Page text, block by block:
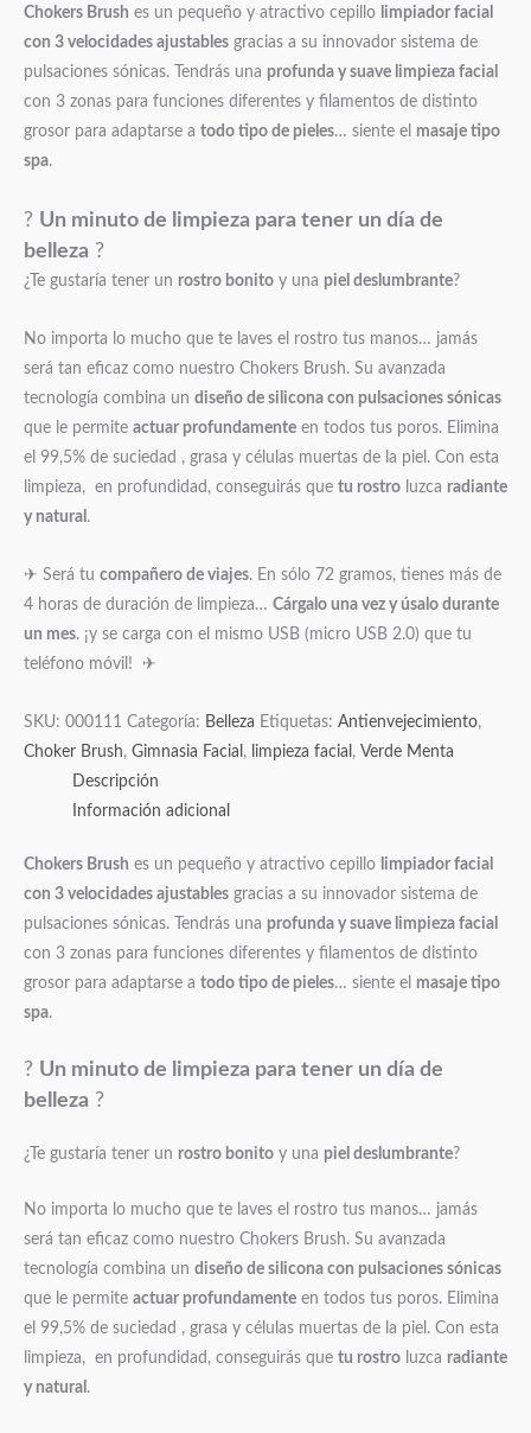
Chokers Brush es un pequeño y atractivo cepillo limpiador facial
con 3 velocidades ajustables gracias a su innovador sistema de
pulsaciones sónicas. Tendrás una profunda y suave limpieza facial
con 3 zonas para funciones diferentes y filamentos de distinto
grosor para adaptarse a todo tipo de pieles… siente el masaje tipo
spa.
? Un minuto de limpieza para tener un día de
belleza ?
¿Te gustaría tener un rostro bonito y una piel deslumbrante?
No importa lo mucho que te laves el rostro tus manos… jamás
será tan eficaz como nuestro Chokers Brush. Su avanzada
tecnología combina un diseño de silicona con pulsaciones sónicas
que le permite actuar profundamente en todos tus poros. Elimina
el 99,5% de suciedad , grasa y células muertas de la piel. Con esta
limpieza, en profundidad, conseguirás que tu rostro luzca radiante
y natural .
✈ Será tu compañero de viajes. En sólo 72 gramos, tienes más de
4 horas de duración de limpieza… Cárgalo una vez y úsalo durante
un mes. ¡y se carga con el mismo USB (micro USB 2.0) que tu
teléfono móvil! ✈
SKU: 000111 Categoría: Belleza Etiquetas: Antienvejecimiento,
Choker Brush, Gimnasia Facial , limpieza facial , Verde Menta
Descripción
Información adicional
Chokers Brush es un pequeño y atractivo cepillo limpiador facial
con 3 velocidades ajustables gracias a su innovador sistema de
pulsaciones sónicas. Tendrás una profunda y suave limpieza facial
con 3 zonas para funciones diferentes y filamentos de distinto
grosor para adaptarse a todo tipo de pieles… siente el masaje tipo
spa.
? Un minuto de limpieza para tener un día de
belleza ?
¿Te gustaría tener un rostro bonito y una piel deslumbrante?
No importa lo mucho que te laves el rostro tus manos… jamás
será tan eficaz como nuestro Chokers Brush. Su avanzada
tecnología combina un diseño de silicona con pulsaciones sónicas
que le permite actuar profundamente en todos tus poros. Elimina
el 99,5% de suciedad , grasa y células muertas de la piel. Con esta
limpieza, en profundidad, conseguirás que tu rostro luzca radiante
y natural .